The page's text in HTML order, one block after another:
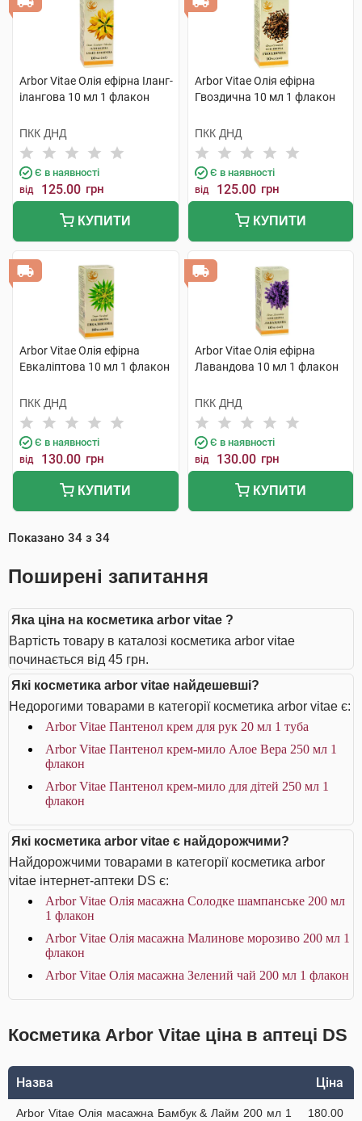
Arbor Vitae Олія ефірна Іланг-
ілангова 10 мл 1 флакон
ПКК ДНД
Є в наявності
від 125.00 грн
КУПИТИ
Arbor Vitae Олія ефірна
Гвоздична 10 мл 1 флакон
ПКК ДНД
Є в наявності
від 125.00 грн
КУПИТИ
Arbor Vitae Олія ефірна
Евкаліптова 10 мл 1 флакон
ПКК ДНД
Є в наявності
від 130.00 грн
КУПИТИ
Arbor Vitae Олія ефірна
Лавандова 10 мл 1 флакон
ПКК ДНД
Є в наявності
від 130.00 грн
КУПИТИ
Показано 34 з 34
Поширені запитання
Яка ціна на косметика arbor vitae ?
Вартість товару в каталозі косметика arbor vitae
починається від 45 грн.
Які косметика arbor vitae найдешевші?
Недорогими товарами в категорії косметика arbor vitae є:
Arbor Vitae Пантенол крем для рук 20 мл 1 туба
Arbor Vitae Пантенол крем-мило Алое Вера 250 мл 1
флакон
Arbor Vitae Пантенол крем-мило для дітей 250 мл 1
флакон
Які косметика arbor vitae є найдорожчими?
Найдорожчими товарами в категорії косметика arbor
vitae інтернет-аптеки DS є:
Arbor Vitae Олія масажна Солодке шампанське 200 мл
1 флакон
Arbor Vitae Олія масажна Малинове морозиво 200 мл 1
флакон
Arbor Vitae Олія масажна Зелений чай 200 мл 1 флакон
Косметика Arbor Vitae ціна в аптеці DS
Назва Ціна
Arbor Vitae Олія масажна Бамбук & Лайм 200 мл 1
180.00